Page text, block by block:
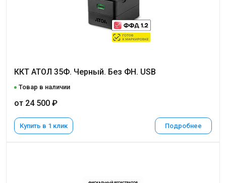
ККТ АТОЛ 35Ф. Черный. Без ФН. USB
Товар в наличии
от 24 500 ₽
Купить в 1 клик Подробнее